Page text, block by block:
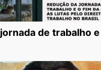
jornada de trabalho